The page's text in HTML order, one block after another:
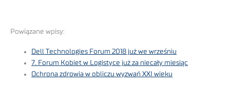
Powiązane wpisy:
Dell Technologies Forum 2018 już we wrześniu
7. Forum Kobiet w Logistyce już za niecały miesiąc
Ochrona zdrowia w obliczu wyzwań XXI wieku